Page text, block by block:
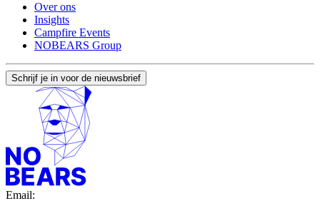
Over ons
Insights
Campfire Events
NOBEARS Group
Schrijf je in voor de nieuwsbrief
Email: